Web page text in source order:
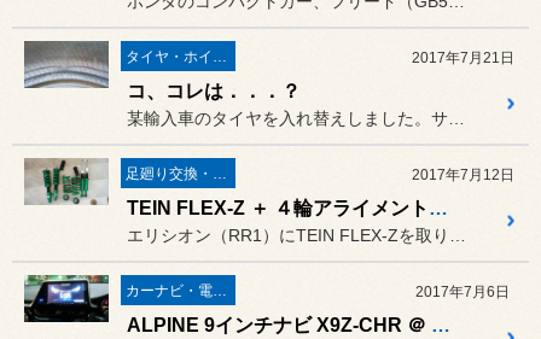
タイヤ・ホイール 2017年7月21日
コ、コレは．．．？
足廻り交換・４輪アライメント調整 2017年7月12日
TEIN FLEX-Z ＋ ４輪アライメント調整 ＠ エリシオン（RR1）
カーナビ・電装品 2017年7月6日
ALPINE 9インチナビ X9Z-CHR ＠ C-HR